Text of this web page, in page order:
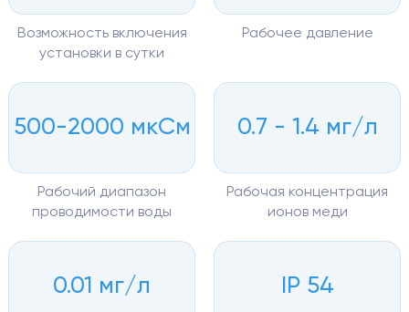
Возможность включения
установки в сутки
Рабочее давление
500-2000 мкСм
Рабочий диапазон
проводимости воды
0.7 - 1.4 мг/л
Рабочая концентрация
ионов меди
0.01 мг/л IP 54